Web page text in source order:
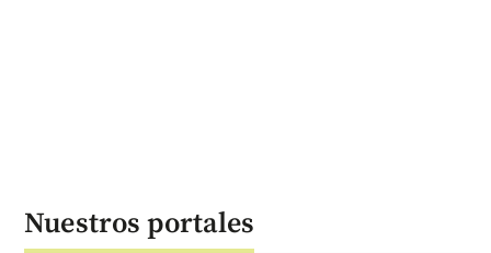
Nuestros portales